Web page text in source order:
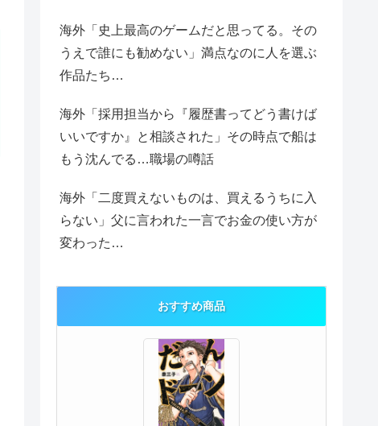
海外「史上最高のゲームだと思ってる。その
うえで誰にも勧めない」満点なのに人を選ぶ
作品たち…
海外「採用担当から『履歴書ってどう書けば
いいですか』と相談された」その時点で船は
もう沈んでる…職場の噂話
海外「二度買えないものは、買えるうちに入
らない」父に言われた一言でお金の使い方が
変わった…
おすすめ商品